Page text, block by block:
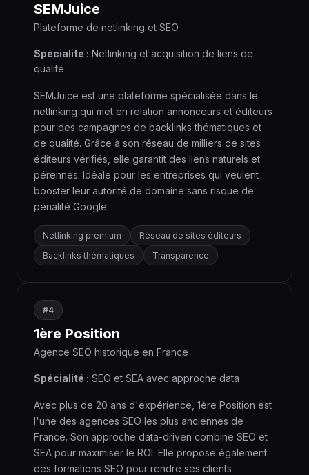
SEMJuice
Plateforme de netlinking et SEO
Spécialité : Netlinking et acquisition de liens de
qualité
SEMJuice est une plateforme spécialisée dans le
netlinking qui met en relation annonceurs et éditeurs
pour des campagnes de backlinks thématiques et
de qualité. Grâce à son réseau de milliers de sites
éditeurs vérifiés, elle garantit des liens naturels et
pérennes. Idéale pour les entreprises qui veulent
booster leur autorité de domaine sans risque de
pénalité Google.
Netlinking premium
Réseau de sites éditeurs
Backlinks thématiques
Transparence
#4
1ère Position
Agence SEO historique en France
Spécialité : SEO et SEA avec approche data
Avec plus de 20 ans d'expérience, 1ère Position est
l'une des agences SEO les plus anciennes de
France. Son approche data-driven combine SEO et
SEA pour maximiser le ROI. Elle propose également
des formations SEO pour rendre ses clients